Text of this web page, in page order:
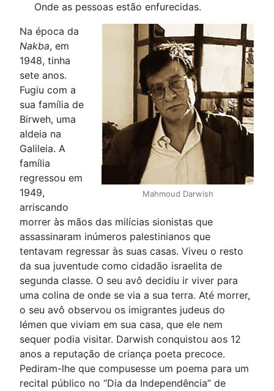
Onde as pessoas estão enfurecidas.
Mahmoud Darwish
Na época da
Nakba, em
1948, tinha
sete anos.
Fugiu com a
sua família de
Birweh, uma
aldeia na
Galileia. A
família
regressou em
1949,
arriscando
morrer às mãos das milícias sionistas que
assassinaram inúmeros palestinianos que
tentavam regressar às suas casas. Viveu o resto
da sua juventude como cidadão israelita de
segunda classe. O seu avô decidiu ir viver para
uma colina de onde se via a sua terra. Até morrer,
o seu avô observou os imigrantes judeus do
Iémen que viviam em sua casa, que ele nem
sequer podia visitar. Darwish conquistou aos 12
anos a reputação de criança poeta precoce.
Pediram-lhe que compusesse um poema para um
recital público no “Dia da Independência” de